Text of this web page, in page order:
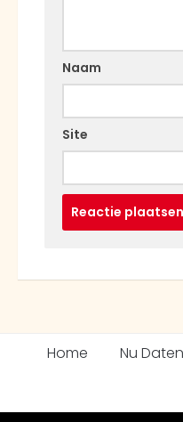
Naam
Site
Home Nu Daten